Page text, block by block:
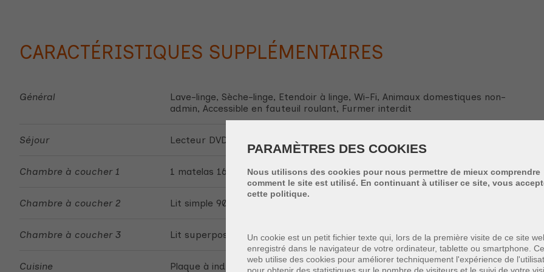
CARACTÉRISTIQUES SUPPLÉMENTAIRES
Général
Lave-linge, Sèche-linge, Etendoir à linge, Wi-Fi, Animaux domestiques non-
admin, Accessible en fauteuil roulant, Furmer interdit
Séjour Lecteur DVD, Télé digitale, Télé internet, Stratifié
Chambre à coucher 1 1 matelas 160 cm, Couette 240-220, Stratifié
Chambre à coucher 2 Lit simple 90cm, Couette 140-200, Stratifié
Chambre à coucher 3 Lit superposé, 2 matelas 90 cm, Couette 140-200, Stratifié, Tapis
Cuisine
Plaque à induction, Combi four/micro-ondes, Lave-Vaisselle, Grille-pain,
PARAMÈTRES DES COOKIES
Nous utilisons des cookies pour nous permettre de mieux comprendre
comment le site est utilisé. En continuant à utiliser ce site, vous
cette politique.
Un cookie est un petit fichier texte qui, lors de la première visite de ce site
enregistré dans le navigateur de votre ordinateur, tablette ou smartphone.
web utilise des cookies pour améliorer techniquement l'expérience de